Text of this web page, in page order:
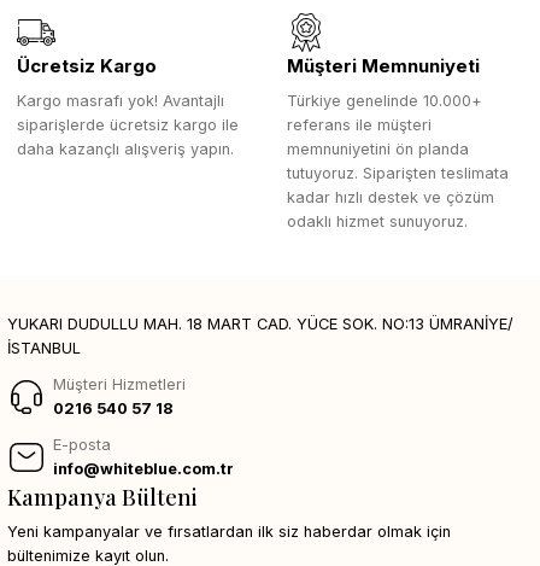
Ücretsiz Kargo
Kargo masrafı yok! Avantajlı
siparişlerde ücretsiz kargo ile
daha kazançlı alışveriş yapın.
Müşteri Memnuniyeti
Türkiye genelinde 10.000+
referans ile müşteri
memnuniyetini ön planda
tutuyoruz. Siparişten teslimata
kadar hızlı destek ve çözüm
odaklı hizmet sunuyoruz.
YUKARI DUDULLU MAH. 18 MART CAD. YÜCE SOK. NO:13 ÜMRANİYE/
İSTANBUL
Müşteri Hizmetleri
0216 540 57 18
E-posta
info@whiteblue.com.tr
Kampanya Bülteni
Yeni kampanyalar ve fırsatlardan ilk siz haberdar olmak için
bültenimize kayıt olun.